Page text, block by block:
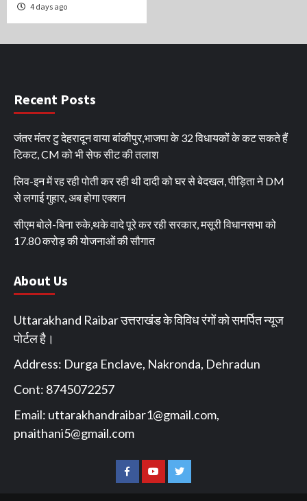
4 days ago
Recent Posts
जंतर मंतर टु देहरादून वाया बांकीपुर,भाजपा के 32 विधायकों के कट सकते हैं
टिकट, CM को भी सेफ सीट की तलाश
लिव-इन में रह रही पोती कर रही थी दादी को घर से बेदखल, पीड़िता ने DM
से लगाई गुहार, अब होगा एक्शन
सीएम बोले-बिना रुके,थके वादे पूरे कर रही सरकार, मसूरी विधानसभा को
17.80 करोड़ की योजनाओं की सौगात
About Us
Uttarakhand Raibar उत्तराखंड के विविध रंगों को समर्पित न्यूज
पोर्टल है।
Address: Durga Enclave, Nakronda, Dehradun
Cont: 8745072257
Email: uttarakhandraibar1@gmail.com,
pnaithani5@gmail.com
Facebook
You
Twitter